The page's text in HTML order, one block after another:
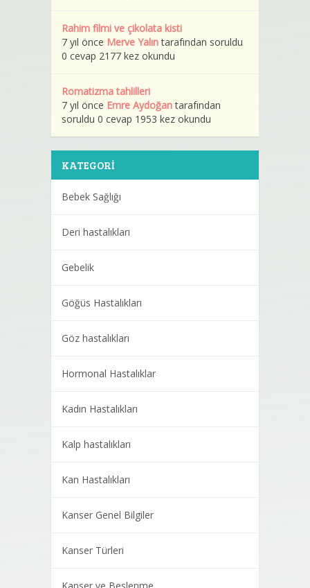
Rahim filmi ve çikolata kisti
7 yıl önce Merve Yalıntarafından soruldu
0 cevap 2177 kez okundu
Romatizma tahlilleri
7 yıl önce Emre Aydoğantarafından
soruldu 0 cevap 1953 kez okundu
KATEGORI
Bebek Sağlığı
Deri hastalıkları
Gebelik
Göğüs Hastalıkları
Göz hastalıkları
Hormonal Hastalıklar
Kadın Hastalıkları
Kalp hastalıkları
Kan Hastalıkları
Kanser Genel Bilgiler
Kanser Türleri